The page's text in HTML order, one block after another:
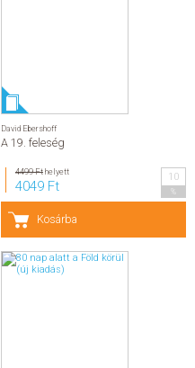
David Ebershoff
A 19. feleség
4499 Fthelyett
4049 Ft
10
Kosárba